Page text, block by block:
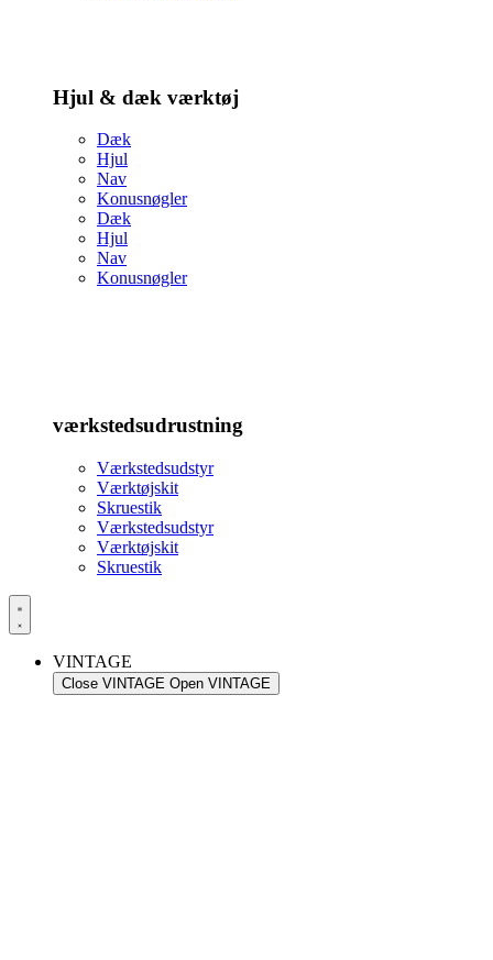
Hjul & dæk værktøj
Dæk
Hjul
Nav
Konusnøgler
Dæk
Hjul
Nav
Konusnøgler
værkstedsudrustning
Værkstedsudstyr
Værktøjskit
Skruestik
Værkstedsudstyr
Værktøjskit
Skruestik
VINTAGE
Close VINTAGE Open VINTAGE